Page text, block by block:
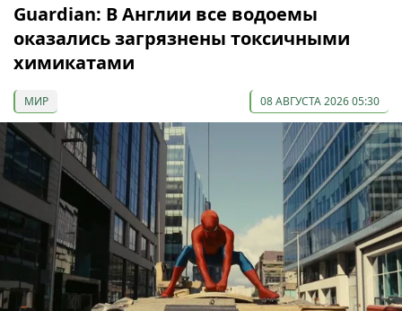
Guardian: В Англии все водоемы
оказались загрязнены токсичными
химикатами
МИР 08 АВГУСТА 2026 05:30